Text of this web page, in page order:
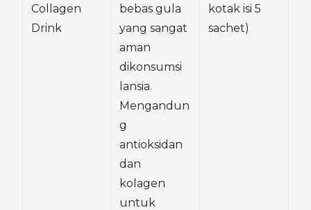
Collagen
Drink
bebas gula
yang sangat
aman
dikonsumsi
lansia.
Mengandun
g
antioksidan
dan
kolagen
untuk
kotak isi 5
sachet)